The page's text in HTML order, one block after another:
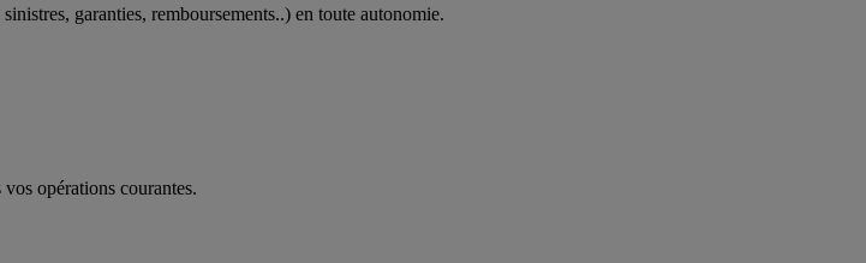
garanties, remboursements..) en toute autonomie.
opérations courantes.